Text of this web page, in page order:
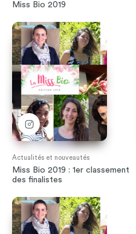
Miss Bio 2019
Actualités et nouveautés
Miss Bio 2019 : 1er classement
des finalistes